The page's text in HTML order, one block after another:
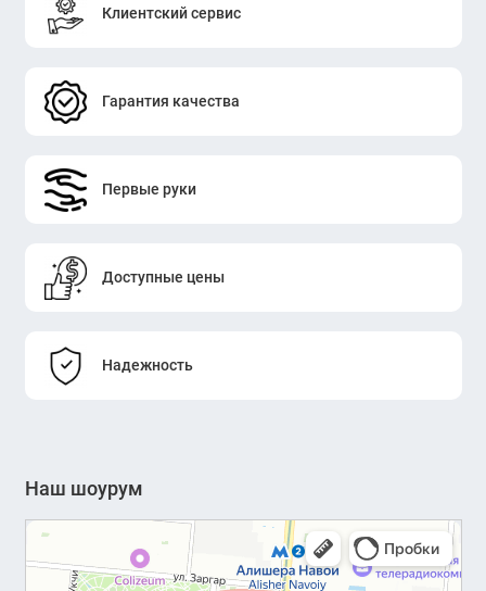
Клиентский сервис
Гарантия качества
Первые руки
Доступные цены
Надежность
Наш шоурум